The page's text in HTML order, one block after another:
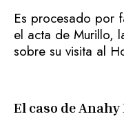
Es procesado por
el acta de Murillo,
sobre su visita al
El caso de